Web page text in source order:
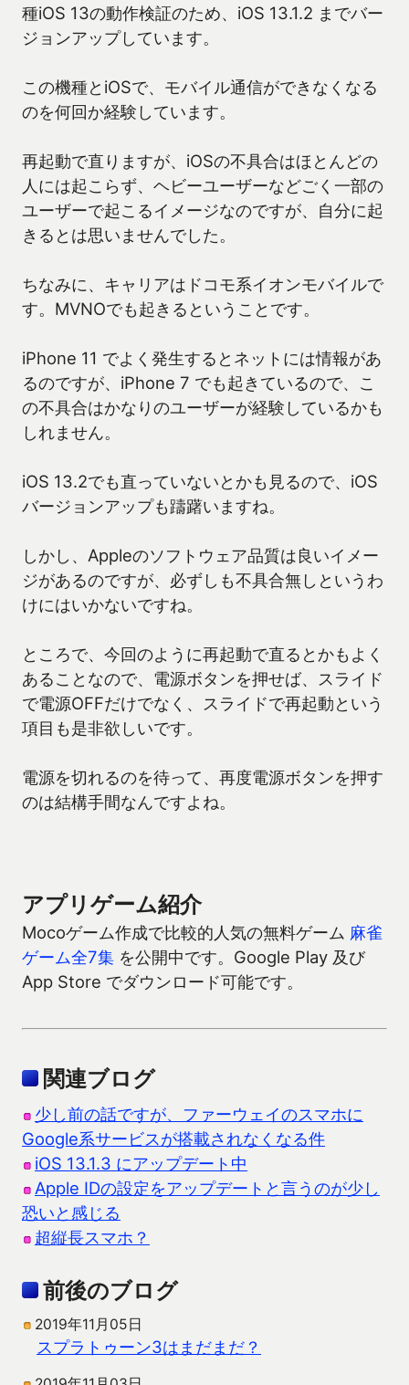
種iOS 13の動作検証のため、iOS 13.1.2 までバー
ジョンアップしています。
この機種とiOSで、モバイル通信ができなくなる
のを何回か経験しています。
再起動で直りますが、iOSの不具合はほとんどの
人には起こらず、ヘビーユーザーなどごく一部の
ユーザーで起こるイメージなのですが、自分に起
きるとは思いませんでした。
ちなみに、キャリアはドコモ系イオンモバイルで
す。MVNOでも起きるということです。
iPhone 11 でよく発生するとネットには情報があ
るのですが、iPhone 7 でも起きているので、こ
の不具合はかなりのユーザーが経験しているかも
しれません。
iOS 13.2でも直っていないとかも見るので、iOS
バージョンアップも躊躇いますね。
しかし、Appleのソフトウェア品質は良いイメー
ジがあるのですが、必ずしも不具合無しというわ
けにはいかないですね。
ところで、今回のように再起動で直るとかもよく
あることなので、電源ボタンを押せば、スライド
で電源OFFだけでなく、スライドで再起動という
項目も是非欲しいです。
電源を切れるのを待って、再度電源ボタンを押す
のは結構手間なんですよね。
アプリゲーム紹介
Mocoゲーム作成で比較的人気の無料ゲーム 麻雀
ゲーム全7集 を公開中です。Google Play 及び
App Store でダウンロード可能です。
関連ブログ
少し前の話ですが、ファーウェイのスマホに
Google系サービスが搭載されなくなる件
iOS 13.1.3 にアップデート中
Apple IDの設定をアップデートと言うのが少し
恐いと感じる
超縦長スマホ？
前後のブログ
2019年11月05日
スプラトゥーン3はまだまだ？